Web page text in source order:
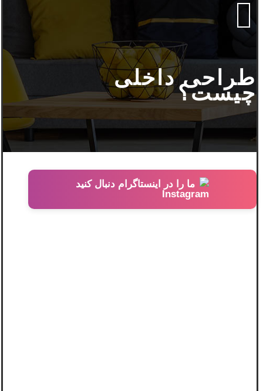
طراحی داخلی
چیست؟
ما را در اینستاگرام دنبال کنید